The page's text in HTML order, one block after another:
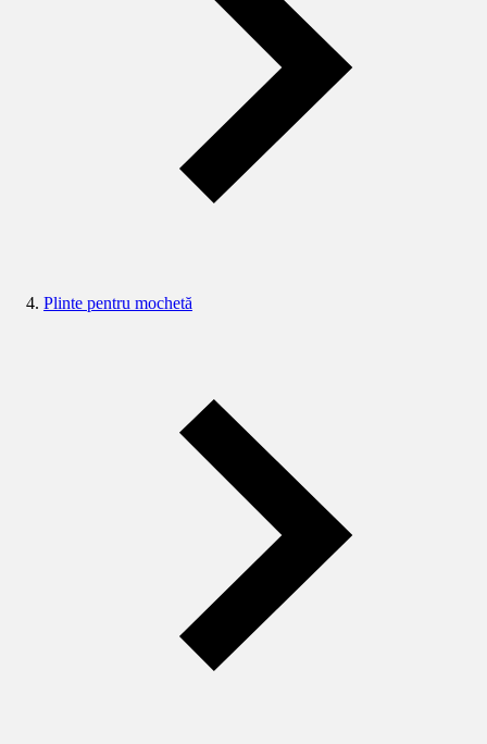
Plinte pentru mochetă